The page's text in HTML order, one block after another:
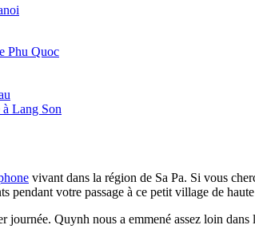
Phu Quoc
Lang Son
vivant dans la région de Sa Pa. Si vous
pendant votre passage à ce petit village de
journée. Quynh nous a emmené assez loin